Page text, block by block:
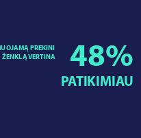
PREKINI
ŽENKLĄ VERTINA 48%
PATIKIMIAU